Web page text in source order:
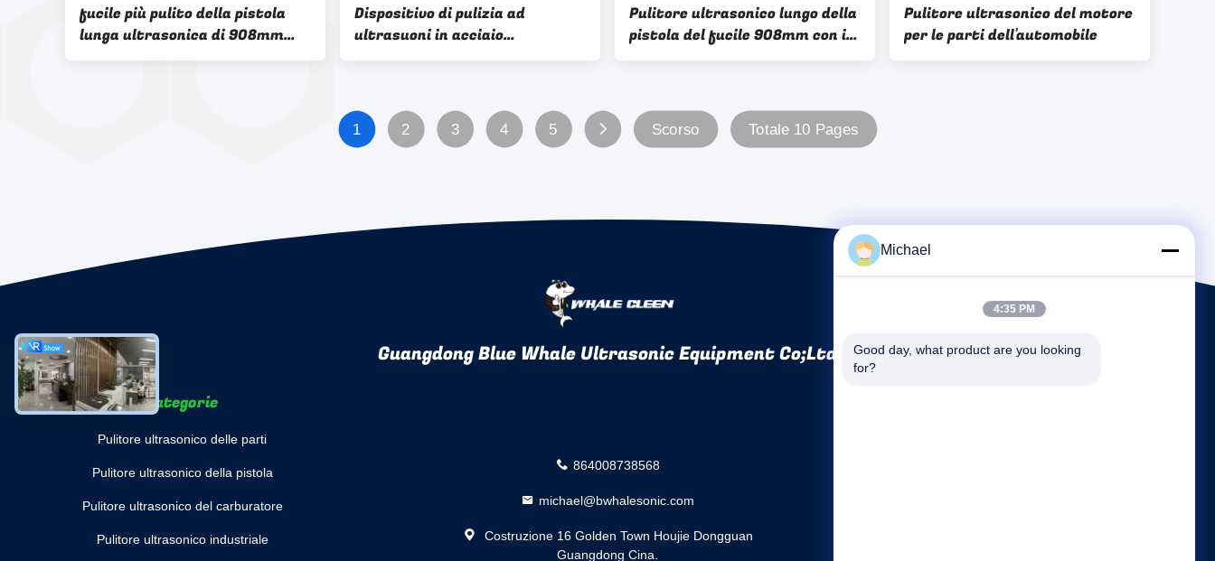
fucile più pulito della pistola
lunga ultrasonica di 908mm
pulitore di onda ultrasonica di
Dispositivo di pulizia ad
ultrasuoni in acciaio
inossidabile 264L 40KHz con
Pulitore ultrasonico lungo della
pistola del fucile 908mm con il
piccolo canestro delle parti
Pulitore ultrasonico del motore
per le parti dell'automobile
1 2 3 4 5 Scorso Totale 10 Pages
Guangdong Blue Whale Ultrasonic Equipment Co;Ltd
categorie
Pulitore ultrasonico delle parti
Pulitore ultrasonico della pistola
Pulitore ultrasonico del carburatore
Pulitore ultrasonico industriale
864008738568
michael@bwhalesonic.com
Costruzione 16 Golden Town Houjie Dongguan
Guangdong Cina.
Michael
4:35 PM
Good day, what product are you looking
for?